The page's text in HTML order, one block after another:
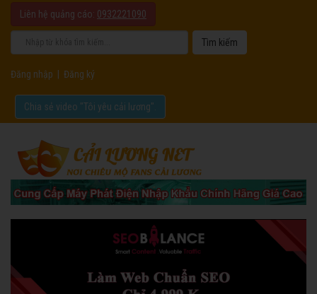
Liên hệ quảng cáo: 0932221090
Đăng nhập Đăng ký
Chia sẻ video "Tôi yêu cải lương".